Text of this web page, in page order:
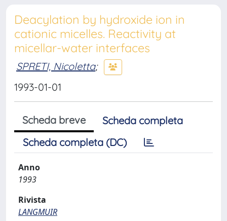
Deacylation by hydroxide ion in
cationic micelles. Reactivity at
micellar-water interfaces
SPRETI, Nicoletta;
1993-01-01
Scheda breve
Scheda completa
Scheda completa (DC)
Anno
1993
Rivista
LANGMUIR